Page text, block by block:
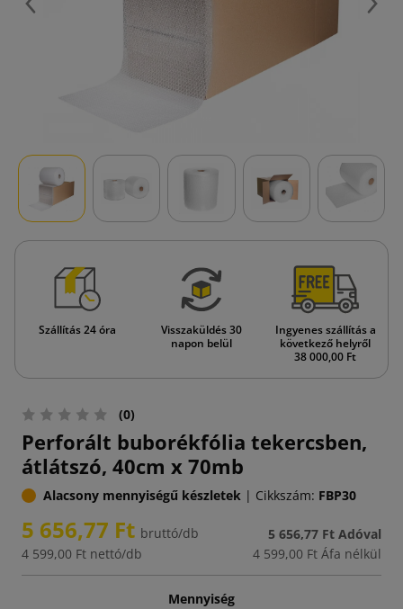
Előző
Szállítás 24 óra
Visszaküldés 30
napon belül
Ingyenes szállítás a
következő helyről
38 000,00 Ft
(0)
Perforált buborékfólia tekercsben,
átlátszó, 40cm x 70mb
Alacsony mennyiségű készletek | Cikkszám: FBP30
5 656,77 Ft bruttó/db
4 599,00 Ft nettó/db
5 656,77 Ft Adóval
4 599,00 Ft Áfa nélkül
Mennyiség